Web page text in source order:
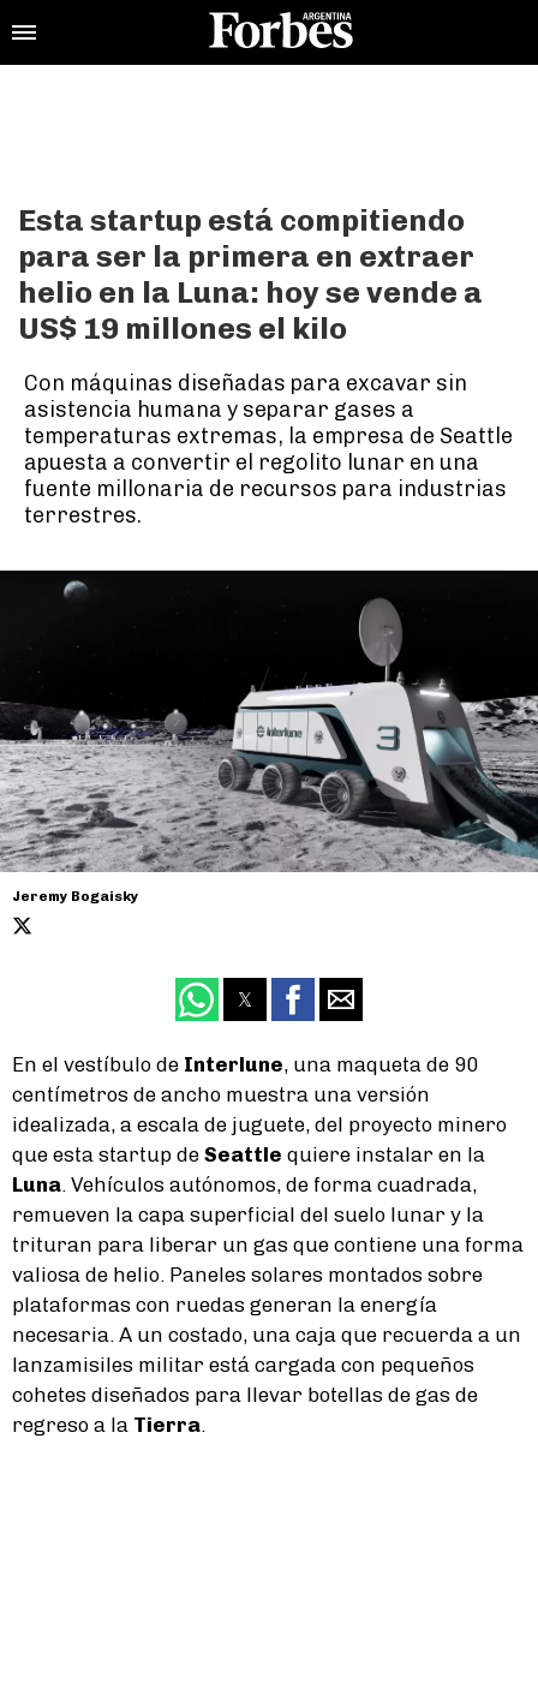
Esta startup está compitiendo
para ser la primera en extraer
helio en la Luna: hoy se vende a
US$ 19 millones el kilo
Con máquinas diseñadas para excavar sin
asistencia humana y separar gases a
temperaturas extremas, la empresa de Seattle
apuesta a convertir el regolito lunar en una
fuente millonaria de recursos para industrias
terrestres.
Jeremy Bogaisky
En el vestíbulo de Interlune, una maqueta de 90
centímetros de ancho muestra una versión
idealizada, a escala de juguete, del proyecto minero
que esta startup de Seattle quiere instalar en la
Luna . Vehículos autónomos, de forma cuadrada,
remueven la capa superficial del suelo lunar y la
trituran para liberar un gas que contiene una forma
valiosa de helio. Paneles solares montados sobre
plataformas con ruedas generan la energía
necesaria. A un costado, una caja que recuerda a un
lanzamisiles militar está cargada con pequeños
cohetes diseñados para llevar botellas de gas de
regreso a la Tierra